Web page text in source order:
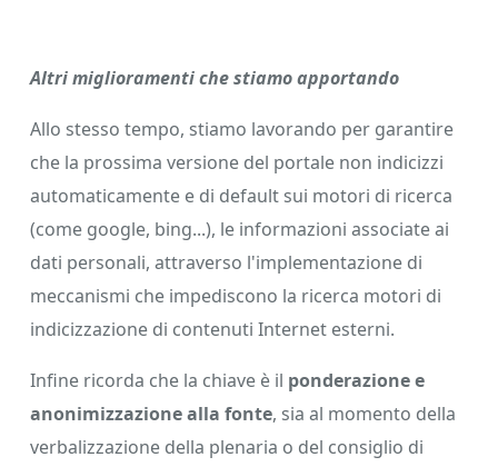
Altri miglioramenti che stiamo apportando
Allo stesso tempo, stiamo lavorando per garantire
che la prossima versione del portale non indicizzi
automaticamente e di default sui motori di ricerca
(come google, bing...), le informazioni associate ai
dati personali, attraverso l'implementazione di
meccanismi che impediscono la ricerca motori di
indicizzazione di contenuti Internet esterni.
Infine ricorda che la chiave è il ponderazione e
anonimizzazione alla fonte, sia al momento della
verbalizzazione della plenaria o del consiglio di